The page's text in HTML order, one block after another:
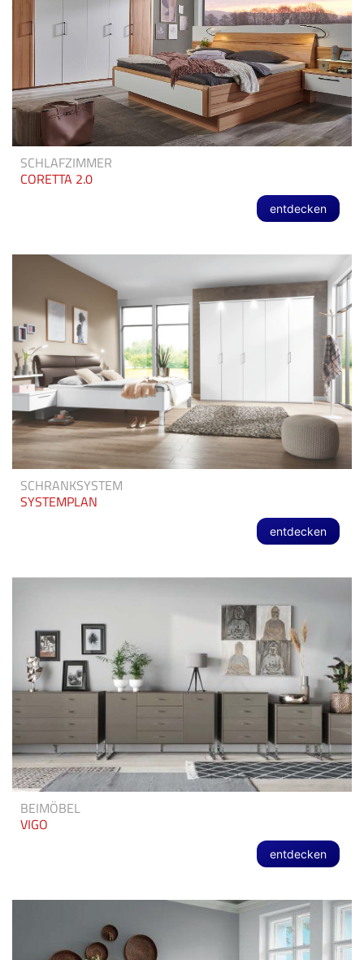
SCHLAFZIMMER
CORETTA 2.0
entdecken
SCHRANKSYSTEM
SYSTEMPLAN
entdecken
BEIMÖBEL
VIGO
entdecken